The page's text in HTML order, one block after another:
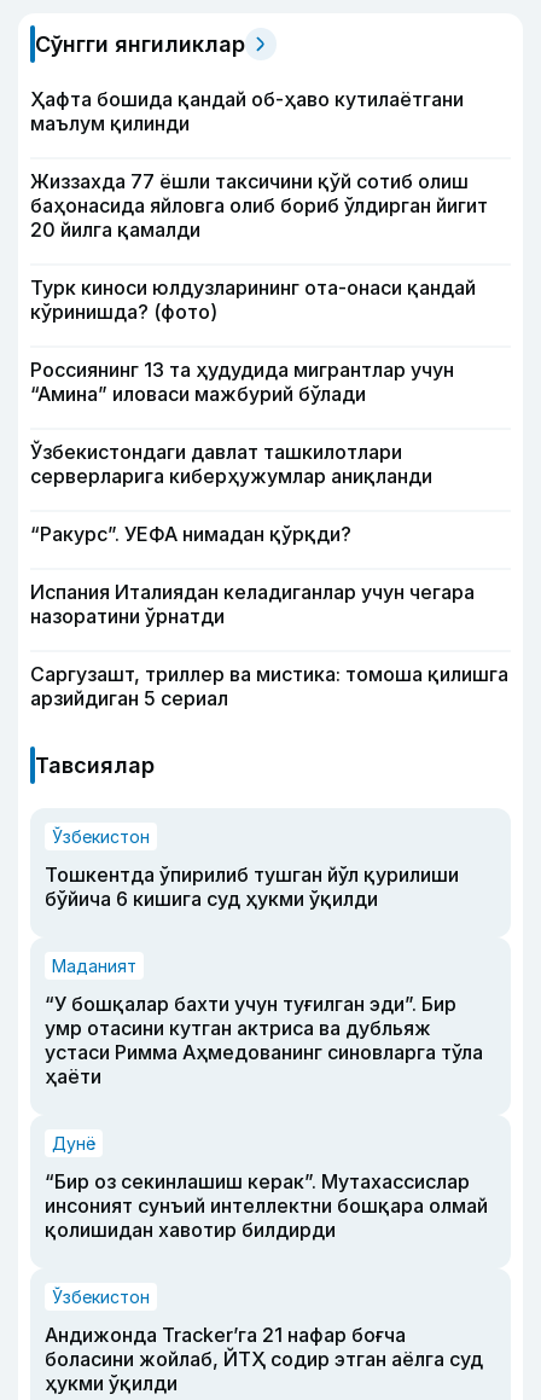
Сўнгги янгиликлар
Ҳафта бошида қандай об-ҳаво кутилаётгани
маълум қилинди
Жиззахда 77 ёшли таксичини қўй сотиб олиш
баҳонасида яйловга олиб бориб ўлдирган йигит
20 йилга қамалди
Турк киноси юлдузларининг ота-онаси қандай
кўринишда? (фото)
Россиянинг 13 та ҳудудида мигрантлар учун
“Амина” иловаси мажбурий бўлади
Ўзбекистондаги давлат ташкилотлари
серверларига киберҳужумлар аниқланди
“Ракурс”. УЕФА нимадан қўрқди?
Испания Италиядан келадиганлар учун чегара
назоратини ўрнатди
Саргузашт, триллер ва мистика: томоша қилишга
арзийдиган 5 сериал
Тавсиялар
Ўзбекистон
Тошкентда ўпирилиб тушган йўл қурилиши
бўйича 6 кишига суд ҳукми ўқилди
Маданият
“У бошқалар бахти учун туғилган эди”. Бир
умр отасини кутган актриса ва дубльяж
устаси Римма Аҳмедованинг синовларга тўла
ҳаёти
Дунё
“Бир оз секинлашиш керак”. Мутахассислар
инсоният сунъий интеллектни бошқара олмай
қолишидан хавотир билдирди
Ўзбекистон
Андижонда Tracker’га 21 нафар боғча
боласини жойлаб, ЙТҲ содир этган аёлга суд
ҳукми ўқилди